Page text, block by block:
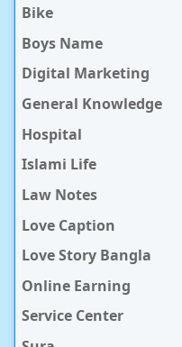
Bike
Boys Name
Digital Marketing
General Knowledge
Hospital
Islami Life
Law Notes
Love Caption
Love Story Bangla
Online Earning
Service Center